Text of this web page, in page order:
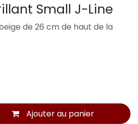
Small J-Line
de 26 cm de haut de la
Ajouter au panier